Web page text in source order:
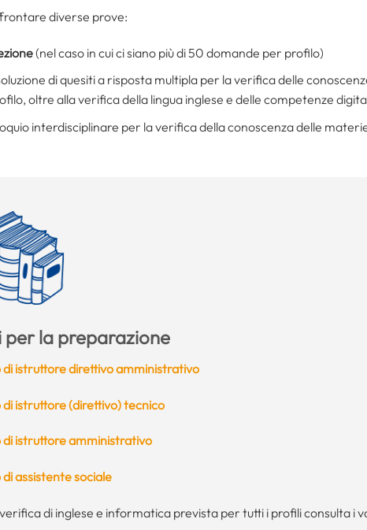
diverse prove:
(nel caso in cui ci siano più di 50 domande per profilo)
di quesiti a risposta multipla per la verifica delle
oltre alla verifica della lingua inglese e delle competenze
interdisciplinare per la verifica della conoscenza delle
per la preparazione
di istruttore direttivo amministrativo
di istruttore (direttivo) tecnico
di istruttore amministrativo
assistente sociale
di inglese e informatica prevista per tutti i profili consulta i